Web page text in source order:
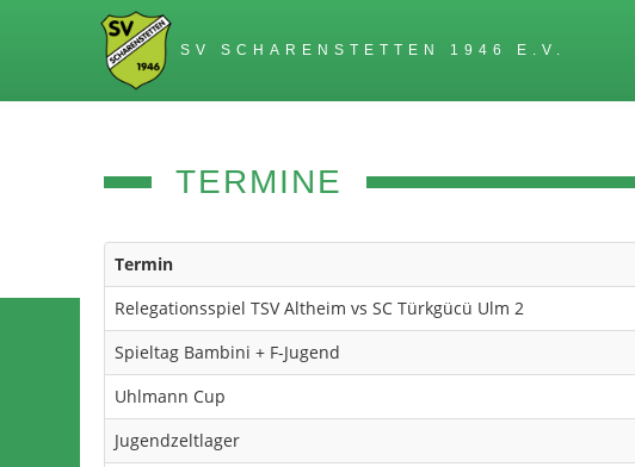
SV SCHARENSTETTEN 1946 E.V.
TERMINE
Termin
Relegationsspiel TSV Altheim vs SC Türkgücü Ulm 2
Spieltag Bambini + F-Jugend
Uhlmann Cup
Jugendzeltlager